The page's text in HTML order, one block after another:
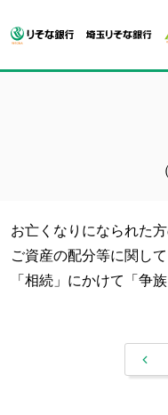
お亡くなりになられた
ご資産の配分等に関し
「相続」にかけて「争